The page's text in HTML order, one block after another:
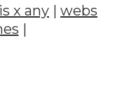
x any | webs
|